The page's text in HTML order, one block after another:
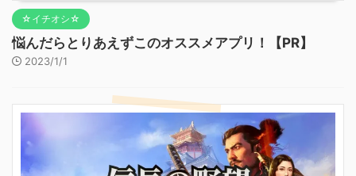
☆イチオシ☆
悩んだらとりあえずこのオススメアプリ！【PR】
2023/1/1